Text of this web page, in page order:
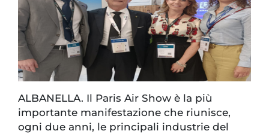
ALBANELLA. Il Paris Air Show è la più
importante manifestazione che riunisce,
ogni due anni, le principali industrie del